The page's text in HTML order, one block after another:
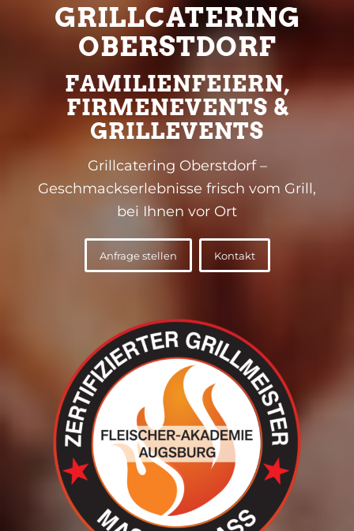
GRILLCATERING
OBERSTDORF
FAMILIENFEIERN,
FIRMENEVENTS &
GRILLEVENTS
Grillcatering Oberstdorf –
Geschmackserlebnisse frisch vom Grill,
bei Ihnen vor Ort
Anfrage stellen Kontakt